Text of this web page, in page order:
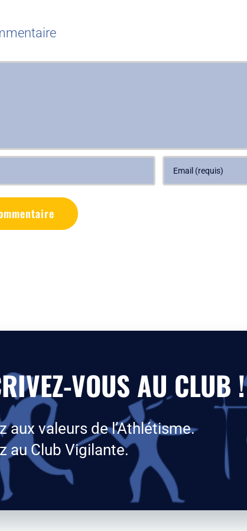
VOUS AU CLUB !
aux valeurs de l’Athlétisme.
au Club Vigilante.